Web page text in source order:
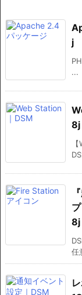
j
...
8j
8j
任